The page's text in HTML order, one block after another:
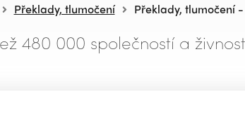
Překlady, tlumočení Překlady, tlumočení
480 000 společností a